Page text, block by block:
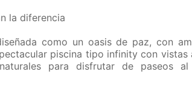
la diferencia
como un oasis de paz, con
piscina tipo infinity con vistas
para disfrutar de paseos